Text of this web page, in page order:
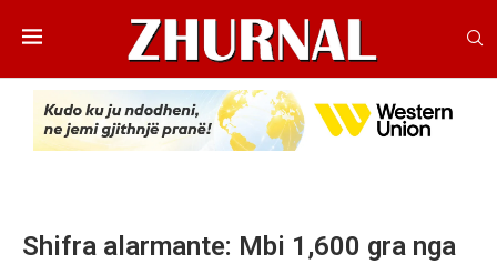
Shifra alarmante: Mbi 1,600 gra nga